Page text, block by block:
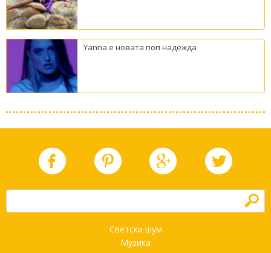
Yanna е новата поп надежда
h
Светски шум
Музика